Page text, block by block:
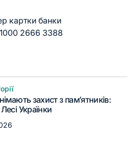
картки банки
2666 3388
захист з пам’ятників:
Українки